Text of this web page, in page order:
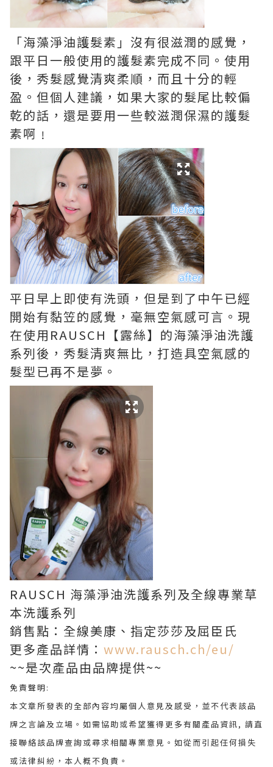
「海藻淨油護髮素」沒有很滋潤的感覺，
跟平日一般使用的護髮素完成不同。使用
後，秀髮感覺清爽柔順，而且十分的輕
盈。但個人建議，如果大家的髮尾比較偏
乾的話，還是要用一些較滋潤保濕的護髮
素啊﹗
平日早上即使有洗頭，但是到了中午已經
開始有黏笠的感覺，毫無空氣感可言。現
在使用RAUSCH【露絲】的海藻淨油洗護
系列後，秀髮清爽無比，打造具空氣感的
髮型已再不是夢。
RAUSCH 海藻淨油洗護系列及全線專業草
本洗護系列
銷售點：全線美康、指定莎莎及屈臣氏
更多產品詳情： www.rausch.ch/eu/
~~是次產品由品牌提供~~
免責聲明:
本文章所發表的全部內容均屬個人意見及感受，並不代表該品
牌之言論及立場。 如需協助或希望獲得更多有關產品資訊, 請直
接聯絡該品牌查詢或尋求相關專業意見。 如從而引起任何損失
或法律糾紛，本人概不負責。